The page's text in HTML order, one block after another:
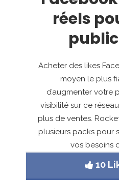
réels
Acheter des likes
moyen le plus
d’augmenter votre
visibilité sur ce
plus de ventes.
plusieurs packs pour
vos besoins
10